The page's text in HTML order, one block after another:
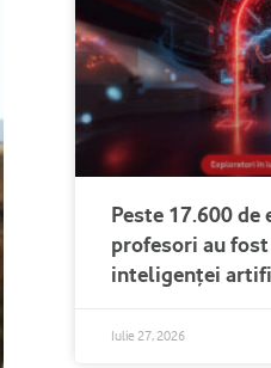
Peste 17.600
profesori au
inteligenței
Iulie 27, 2026